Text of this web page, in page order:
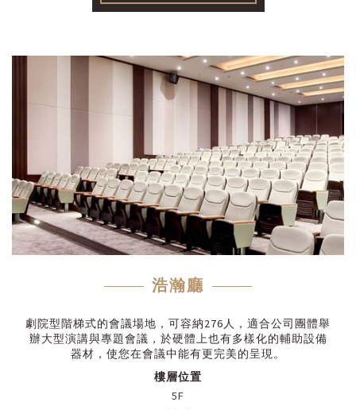
浩瀚廳
劇院型階梯式的會議場地，可容納276人，適合公司團體舉
辦大型演講與專題會議，於硬體上也有多樣化的輔助設備
器材，使您在會議中能有更完美的呈現。
樓層位置
5F